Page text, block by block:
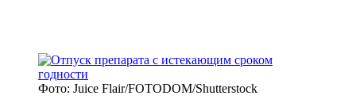
Фото: Juice Flair/FOTODOM/Shutterstoсk